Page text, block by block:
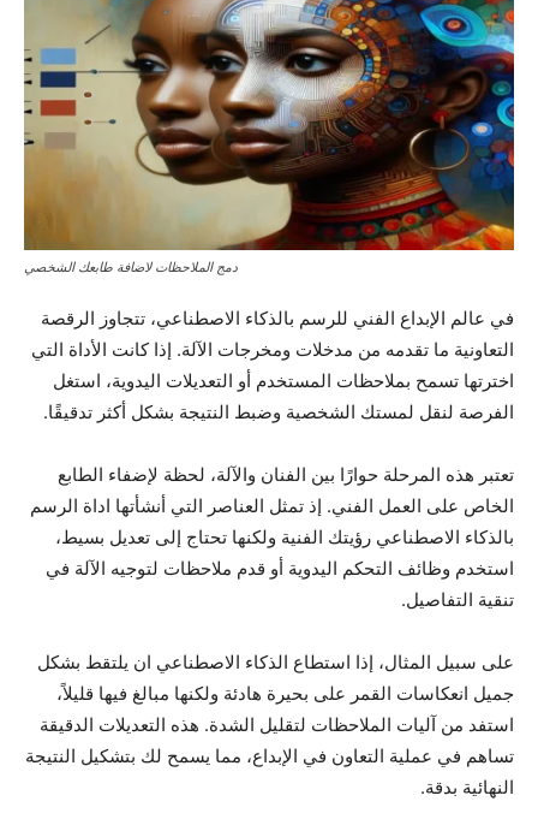
دمج الملاحظات لاضافة طابعك الشخصي
في عالم الإبداع الفني للرسم بالذكاء الاصطناعي، تتجاوز الرقصة
التعاونية ما تقدمه من مدخلات ومخرجات الآلة. إذا كانت الأداة التي
اخترتها تسمح بملاحظات المستخدم أو التعديلات اليدوية، استغل
الفرصة لنقل لمستك الشخصية وضبط النتيجة بشكل أكثر تدقيقًا.
تعتبر هذه المرحلة حوارًا بين الفنان والآلة، لحظة لإضفاء الطابع
الخاص على العمل الفني. إذ تمثل العناصر التي أنشأتها اداة الرسم
بالذكاء الاصطناعي رؤيتك الفنية ولكنها تحتاج إلى تعديل بسيط،
استخدم وظائف التحكم اليدوية أو قدم ملاحظات لتوجيه الآلة في
تنقية التفاصيل.
على سبيل المثال، إذا استطاع الذكاء الاصطناعي ان يلتقط بشكل
جميل انعكاسات القمر على بحيرة هادئة ولكنها مبالغ فيها قليلاً،
استفد من آليات الملاحظات لتقليل الشدة. هذه التعديلات الدقيقة
تساهم في عملية التعاون في الإبداع، مما يسمح لك بتشكيل النتيجة
النهائية بدقة.